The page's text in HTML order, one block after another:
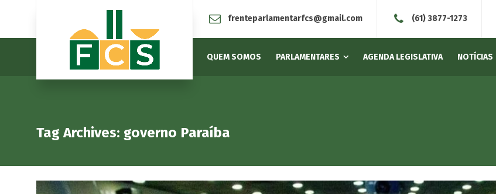
frenteparlamentarfcs@gmail.com (61) 3877-1273
QUEM SOMOS PARLAMENTARES AGENDA LEGISLATIVA NOTÍCIAS
Tag Archives: governo Paraíba